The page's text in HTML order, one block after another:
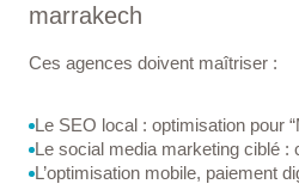
marrakech
Ces agences doivent maîtriser :
Le SEO local : optimisation pour
Le social media marketing ciblé
L’optimisation mobile, paiement